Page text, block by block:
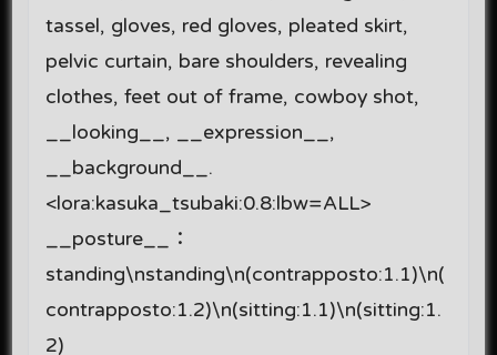
tassel, gloves, red gloves, pleated skirt,
pelvic curtain, bare shoulders, revealing
clothes, feet out of frame, cowboy shot,
__looking__, __expression__,
__background__.
<lora:kasuka_tsubaki:0.8:lbw=ALL>
__posture__：
standing\nstanding\n(contrapposto:1.1)\n(
contrapposto:1.2)\n(sitting:1.1)\n(sitting:1.
2)